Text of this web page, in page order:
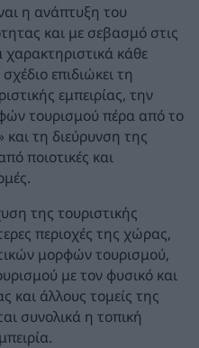
η ανάπτυξη του
και με σεβασμό στις
χαρακτηριστικά κάθε
επιδιώκει τη
εμπειρίας, την
τουρισμού πέρα από το
και τη διεύρυνση της
ποιοτικές και
της τουριστικής
περιοχές της χώρας,
μορφών τουρισμού,
με τον φυσικό και
και άλλους τομείς της
συνολικά η τοπική